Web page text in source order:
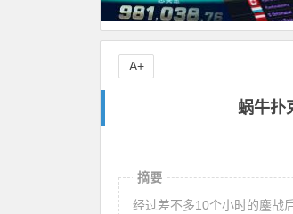
蜗牛扑
摘要
经过差不多10个小时的鏖战
A+